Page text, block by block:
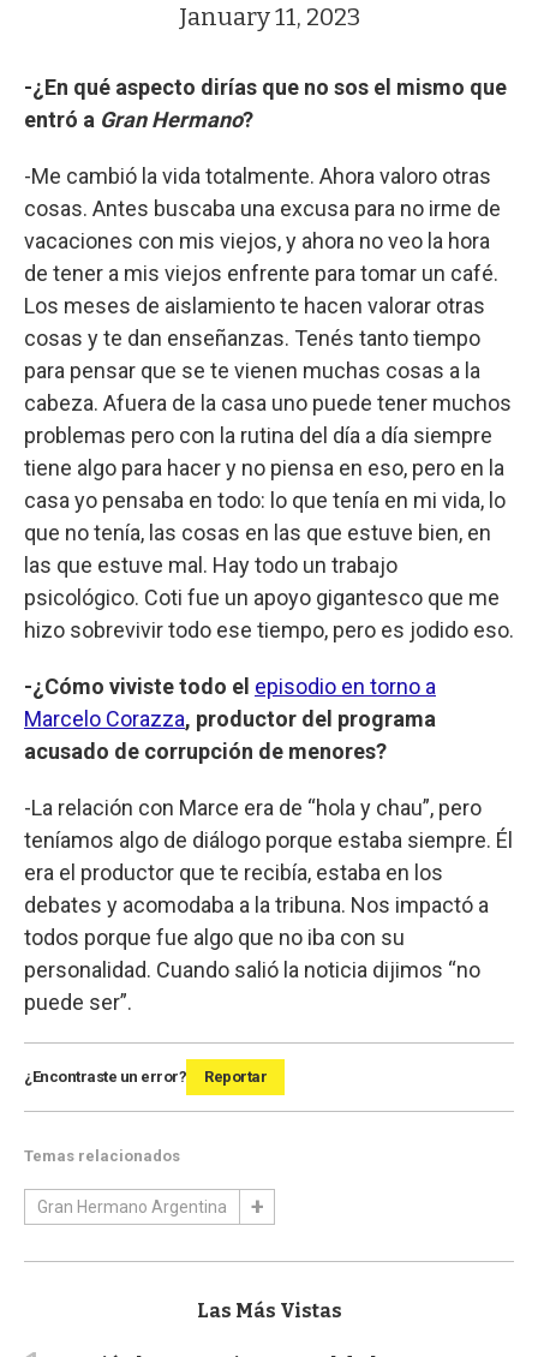
January 11, 2023
-¿En qué aspecto dirías que no sos el mismo que
entró a Gran Hermano?
-Me cambió la vida totalmente. Ahora valoro otras
cosas. Antes buscaba una excusa para no irme de
vacaciones con mis viejos, y ahora no veo la hora
de tener a mis viejos enfrente para tomar un café.
Los meses de aislamiento te hacen valorar otras
cosas y te dan enseñanzas. Tenés tanto tiempo
para pensar que se te vienen muchas cosas a la
cabeza. Afuera de la casa uno puede tener muchos
problemas pero con la rutina del día a día siempre
tiene algo para hacer y no piensa en eso, pero en la
casa yo pensaba en todo: lo que tenía en mi vida, lo
que no tenía, las cosas en las que estuve bien, en
las que estuve mal. Hay todo un trabajo
psicológico. Coti fue un apoyo gigantesco que me
hizo sobrevivir todo ese tiempo, pero es jodido eso.
-¿Cómo viviste todo el episodio en torno a
Marcelo Corazza, productor del programa
acusado de corrupción de menores?
-La relación con Marce era de “hola y chau”, pero
teníamos algo de diálogo porque estaba siempre. Él
era el productor que te recibía, estaba en los
debates y acomodaba a la tribuna. Nos impactó a
todos porque fue algo que no iba con su
personalidad. Cuando salió la noticia dijimos “no
puede ser”.
¿Encontraste un error? Reportar
Temas relacionados
Gran Hermano Argentina
Las Más Vistas